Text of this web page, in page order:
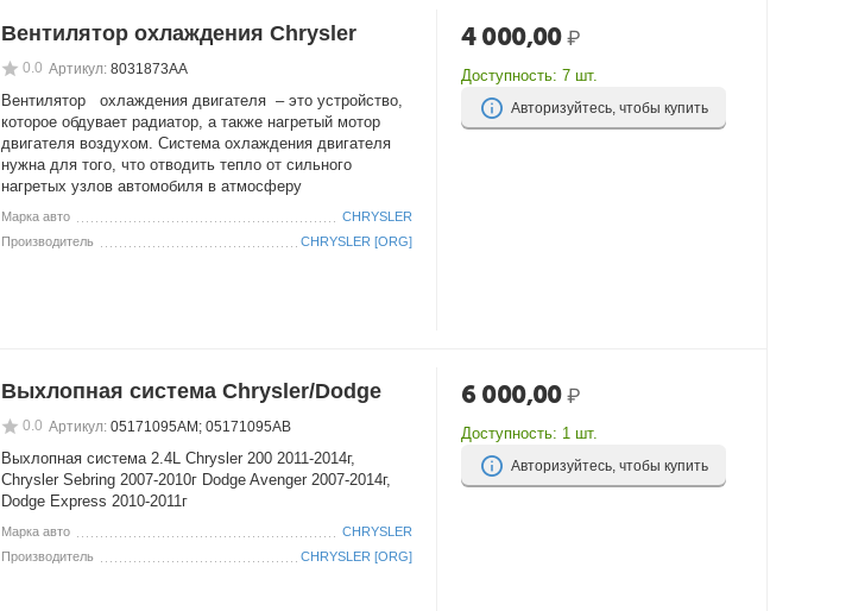
Вентилятор охлаждения Chrysler
0.0 Артикул: 8031873AA
Вентилятор охлаждения двигателя – это устройство,
которое обдувает радиатор, а также нагретый мотор
двигателя воздухом. Система охлаждения двигателя
нужна для того, что отводить тепло от сильного
нагретых узлов автомобиля в атмосферу
Марка авто
CHRYSLER
Производитель
CHRYSLER [ORG]
4 000,00 ₽
Доступность: 7 шт.
Авторизуйтесь, чтобы купить
Выхлопная система Chrysler/Dodge
0.0 Артикул: 05171095AM; 05171095AB
Выхлопная система 2.4L Chrysler 200 2011-2014г,
Chrysler Sebring 2007-2010г Dodge Avenger 2007-2014г,
Dodge Express 2010-2011г
Марка авто
CHRYSLER
Производитель
CHRYSLER [ORG]
6 000,00 ₽
Доступность: 1 шт.
Авторизуйтесь, чтобы купить